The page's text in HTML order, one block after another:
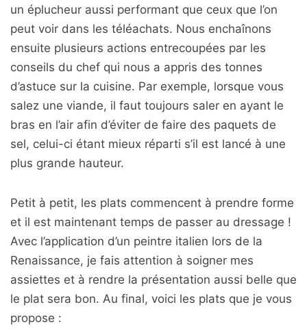
un éplucheur aussi performant que ceux que l’on
peut voir dans les téléachats. Nous enchaînons
ensuite plusieurs actions entrecoupées par les
conseils du chef qui nous a appris des tonnes
d’astuce sur la cuisine. Par exemple, lorsque vous
salez une viande, il faut toujours saler en ayant le
bras en l’air afin d’éviter de faire des paquets de
sel, celui-ci étant mieux réparti s’il est lancé à une
plus grande hauteur.
Petit à petit, les plats commencent à prendre forme
et il est maintenant temps de passer au dressage !
Avec l’application d’un peintre italien lors de la
Renaissance, je fais attention à soigner mes
assiettes et à rendre la présentation aussi belle que
le plat sera bon. Au final, voici les plats que je vous
propose :